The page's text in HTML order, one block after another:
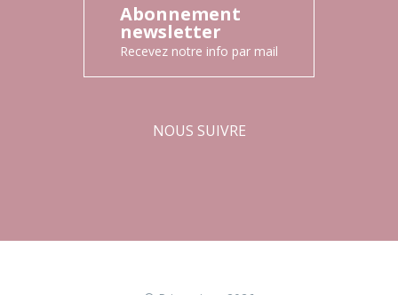
Abonnement
newsletter
Recevez notre info par mail
NOUS SUIVRE